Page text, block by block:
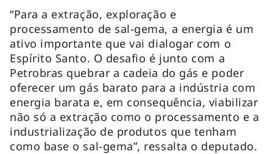
“Para a extração, exploração e
processamento de sal-gema, a energia é um
ativo importante que vai dialogar com o
Espírito Santo. O desafio é junto com a
Petrobras quebrar a cadeia do gás e poder
oferecer um gás barato para a indústria com
energia barata e, em consequência, viabilizar
não só a extração como o processamento e a
industrialização de produtos que tenham
como base o sal-gema”, ressalta o deputado.